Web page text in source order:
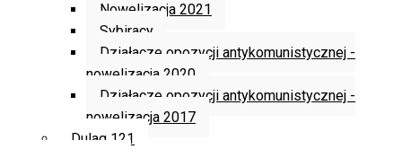
Nowelizacja 2021
Sybiracy
Działacze opozycji antykomunistycznej -
nowelizacja 2020
Działacze opozycji antykomunistycznej -
nowelizacja 2017
Dulag 121